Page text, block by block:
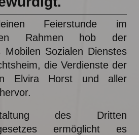
Feierstunde im
Rahmen hob der
Mobilen Sozialen Dienstes
die Verdienste der
Elvira Horst und aller
des Dritten
ermöglicht es